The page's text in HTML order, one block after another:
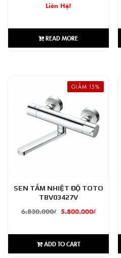
Liên Hệ!
READ MORE
GIẢM 15%
SEN TẮM NHIỆT ĐỘ TOTO
TBV03427V
6.830.000₫ 5.800.000₫
ADD TO CART